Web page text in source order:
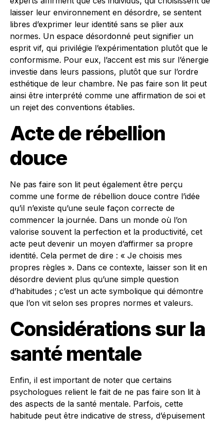
laisser leur environnement en désordre, se sentent
libres d’exprimer leur identité sans se plier aux
normes. Un espace désordonné peut signifier un
esprit vif, qui privilégie l’expérimentation plutôt que le
conformisme. Pour eux, l’accent est mis sur l’énergie
investie dans leurs passions, plutôt que sur l’ordre
esthétique de leur chambre. Ne pas faire son lit peut
ainsi être interprété comme une affirmation de soi et
un rejet des conventions établies.
Acte de rébellion
douce
Ne pas faire son lit peut également être perçu
comme une forme de rébellion douce contre l’idée
qu’il n’existe qu’une seule façon correcte de
commencer la journée. Dans un monde où l’on
valorise souvent la perfection et la productivité, cet
acte peut devenir un moyen d’affirmer sa propre
identité. Cela permet de dire : « Je choisis mes
propres règles ». Dans ce contexte, laisser son lit en
désordre devient plus qu’une simple question
d’habitudes ; c’est un acte symbolique qui démontre
que l’on vit selon ses propres normes et valeurs.
Considérations sur la
santé mentale
Enfin, il est important de noter que certains
psychologues relient le fait de ne pas faire son lit à
des aspects de la santé mentale. Parfois, cette
habitude peut être indicative de stress, d’épuisement